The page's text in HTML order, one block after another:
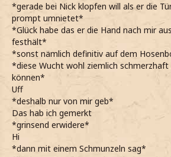
*gerade bei Nick klopfen will als er die
prompt umnietet*
*Glück habe das er die Hand nach mir
festhält*
*sonst nämlich definitiv auf dem
*diese Wucht wohl ziemlich
können*
Uff
*deshalb nur von mir geb*
Das hab ich gemerkt
*grinsend erwidere*
Hi
*dann mit einem Schmunzeln sag*